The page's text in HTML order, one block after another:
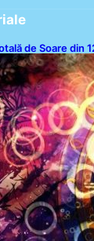
de Soare din
Impactului asupra